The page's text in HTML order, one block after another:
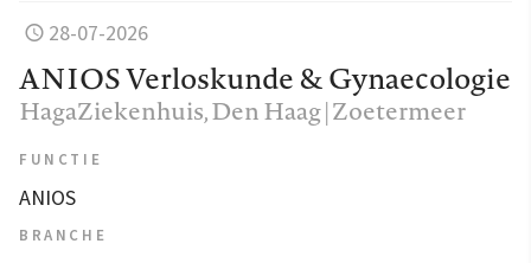
28-07-2026
ANIOS Verloskunde & Gynaecologie
HagaZiekenhuis, Den Haag | Zoetermeer
FUNCTIE
ANIOS
BRANCHE